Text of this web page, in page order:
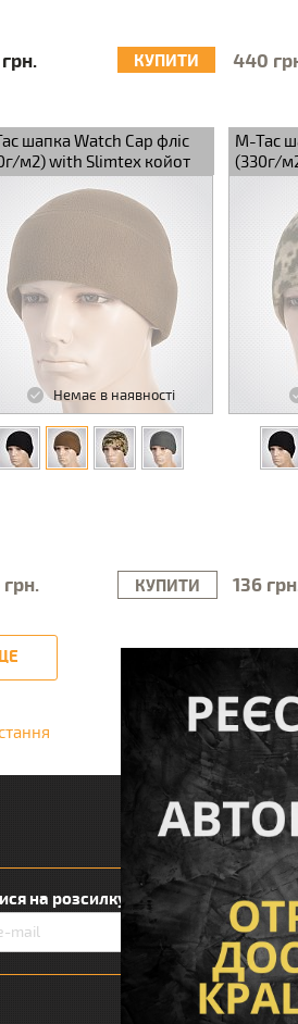
КУПИТИ 440
шапка Watch Cap фліс
м2) with Slimtex койот
Немає в наявності
грн. КУПИТИ
M-Tac
(330г/
136
Слідкуйте
на розсилку:
Сподобався наш